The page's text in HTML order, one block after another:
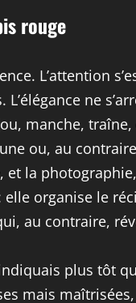
rouge
L’attention
ne
manche,
ou, au
la
organise le
au contraire,
plus tôt
mais